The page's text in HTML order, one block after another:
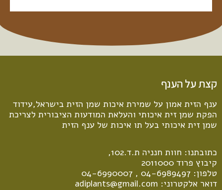
קצת על הענף
ענף הזית אמון על שמירת איכות שמן הזית בישראל,עידוד
הפקת שמן זית איכותי והעלאת המודעות הציבורית לצריכת
שמן זית איכותי בעל תו איכות של ענף הזית
כתובתנו: חוות חנניה ת.ד.102,
קיבוץ פרוד 2011000
טלפון: 04-6989497
,
04-6990007
דואר אלקטרוני: adiplants@gmail.com